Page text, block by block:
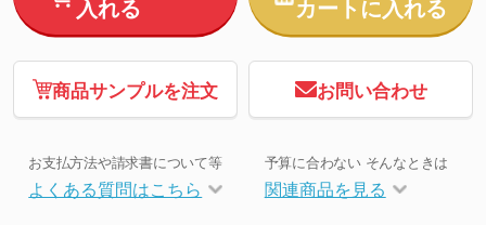
入れる
カートに入れる
商品サンプルを注文 お問い合わせ
お支払方法や請求書について等
よくある質問はこちら
予算に合わない そんなときは
関連商品を見る